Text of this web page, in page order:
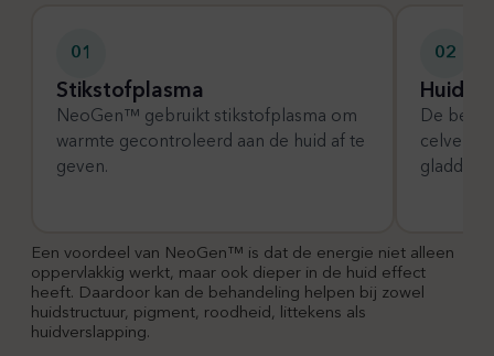
01
Stikstofplasma
NeoGen™ gebruikt stikstofplasma om
warmte gecontroleerd aan de huid af te
geven.
02
De
gladder
Een voordeel van NeoGen™ is dat de energie niet alleen
oppervlakkig werkt, maar ook dieper in de huid effect
heeft. Daardoor kan de behandeling helpen bij zowel
huidstructuur, pigment, roodheid, littekens als
huidverslapping.